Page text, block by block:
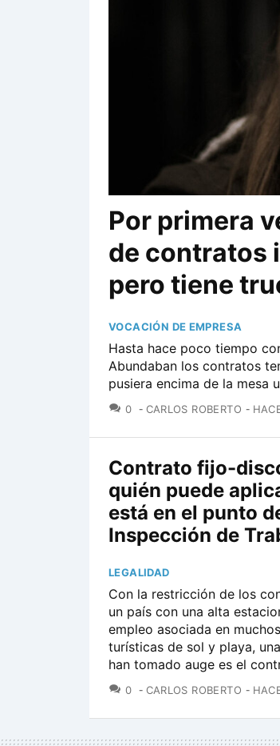
Por primera
de contratos
pero tiene
VOCACIÓN DE EMPRESA
Hasta hace poco tiempo
Abundaban los contratos
pusiera encima de la mesa
0 COMENTARIOS
CARLOS ROBERTO
Contrato fijo-
quién puede
está en el punto
Inspección de
LEGALIDAD
Con la restricción de los
un país con una alta
empleo asociada en
turísticas de sol y playa,
han tomado auge es el
0 COMENTARIOS
CARLOS ROBERTO